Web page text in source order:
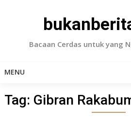
Bacaan Cerdas untuk yang
MENU
Tag: Gibran